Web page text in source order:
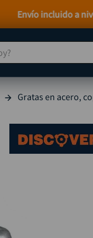
Gratas en acero,
TÉRMINOS MÁS
1. taladro
compresor
7